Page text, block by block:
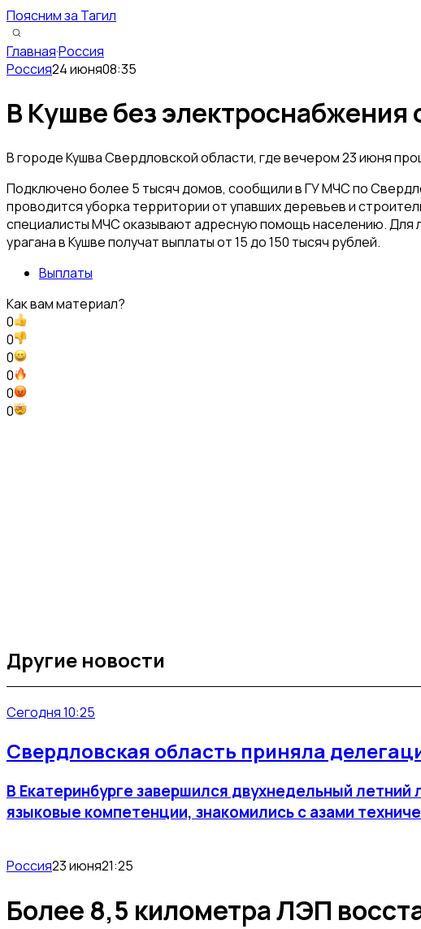
Поясним за Тагил
Главная·Россия
Россия24 июня08:35
В Кушве без электроснабжения
В городе Кушва Свердловской области, где вечером 23 июня
Подключено более 5 тысяч домов, сообщили в ГУ МЧС по
проводится уборка территории от упавших деревьев и
специалисты МЧС оказывают адресную помощь населению. Для
урагана в Кушве получат выплаты от 15 до 150 тысяч рублей.
Выплаты
Как вам материал?
0
0
0
0
0
0
Другие новости
Сегодня 10:25
Свердловская область приняла
В Екатеринбурге завершился двухнедельный
языковые компетенции, знакомились с азами
Россия23 июня21:25
Более 8,5 километра ЛЭП